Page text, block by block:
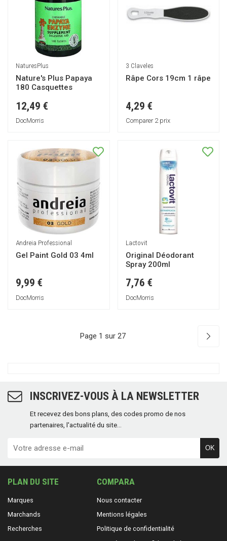
NaturesPlus
Nature's Plus Papaya
180 Casquettes
12,49 €
DocMorris
3 Claveles
Râpe Cors 19cm 1 râpe
4,29 €
Comparer 2 prix
Andreia Professional
Gel Paint Gold 03 4ml
9,99 €
DocMorris
Lactovit
Original Déodorant
Spray 200ml
7,76 €
DocMorris
Page 1 sur 27
INSCRIVEZ-VOUS À LA NEWSLETTER
Et recevez des bons plans, des codes promo de nos
partenaires, l'actualité du site...
OK
PLAN DU SITE
Marques
Marchands
Recherches
COMPARA
Nous contacter
Mentions légales
Politique de confidentialité